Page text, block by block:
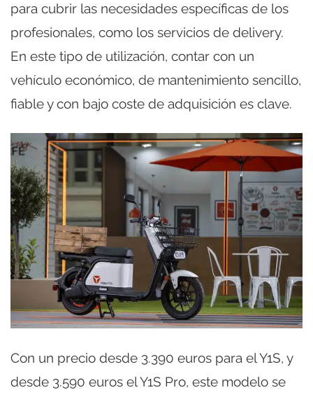
para cubrir las necesidades específicas de los
profesionales, como los servicios de delivery.
En este tipo de utilización, contar con un
vehículo económico, de mantenimiento sencillo,
fiable y con bajo coste de adquisición es clave.
Con un precio desde 3.390 euros para el Y1S, y
desde 3.590 euros el Y1S Pro, este modelo se